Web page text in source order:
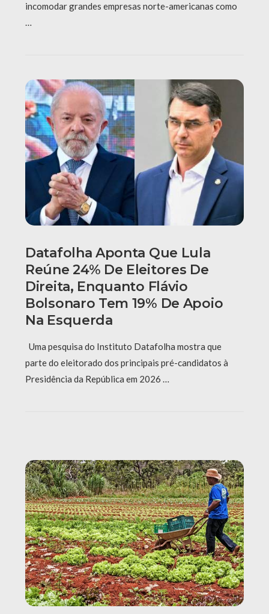
incomodar grandes empresas norte-americanas como
…
Datafolha Aponta Que Lula
Reúne 24% De Eleitores De
Direita, Enquanto Flávio
Bolsonaro Tem 19% De Apoio
Na Esquerda
Uma pesquisa do Instituto Datafolha mostra que
parte do eleitorado dos principais pré-candidatos à
Presidência da República em 2026 …